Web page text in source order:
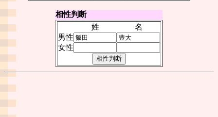
相性判断
姓
名
男性
女性